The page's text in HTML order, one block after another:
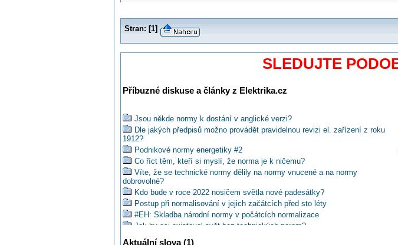
Stran: [1]
SLEDUJTE
Příbuzné diskuse a články z Elektrika.cz
Jsou někde normy k dostání v anglické verzi?
Dle jakých předpisů možno provádět pravidelnou revizi el. zařízení z roku
1912?
Podnikové normy energetiky #2
Co říct těm, kteří si myslí, že norma je k ničemu?
Víte, že se technické normy dělily na normy vnucené a na normy
dobrovolné?
Kdo bude v roce 2022 nosičem světla nové padesátky?
Postup při normalisování v jejich začátcích před sto léty
#EH: Skladba národní normy v počátcích normalizace
Jak by asi existoval svět bez technických norem?
Jaký byl v počátcích normalizace její výchovný význam?
Aktuální slova (1)